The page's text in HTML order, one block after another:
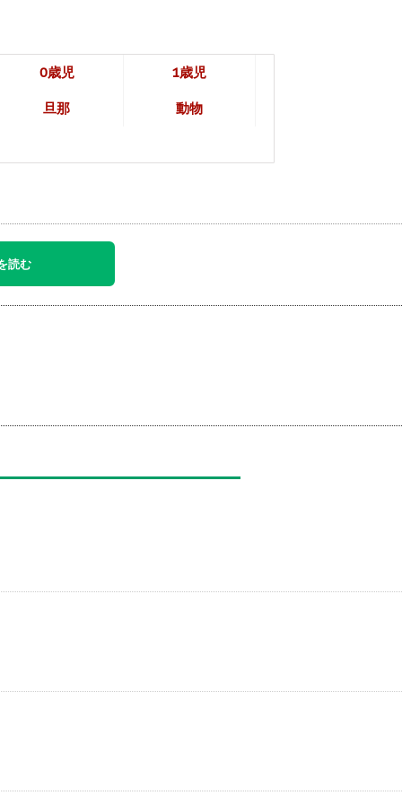
0歳児 1歳児
旦那 動物
読む